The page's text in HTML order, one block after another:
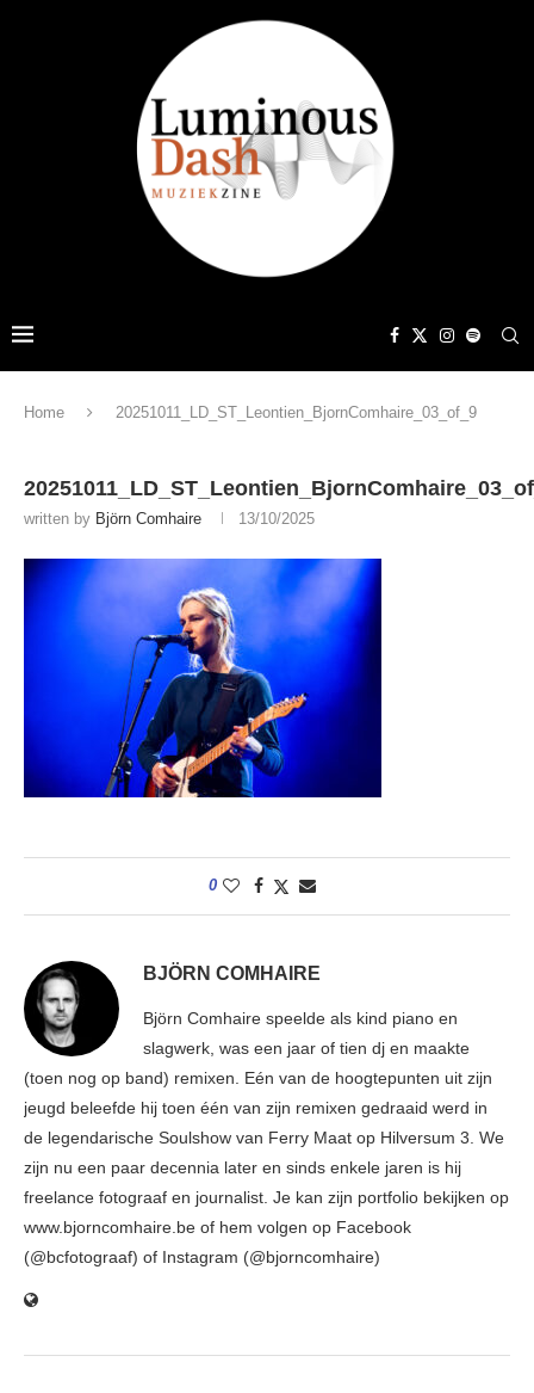
Home 20251011_LD_ST_Leontien_BjornComhaire_03_of_9
written by Björn Comhaire 13/10/2025
0
BJÖRN COMHAIRE
Björn Comhaire speelde als kind piano en
slagwerk, was een jaar of tien dj en maakte
(toen nog op band) remixen. Eén van de hoogtepunten uit zijn
jeugd beleefde hij toen één van zijn remixen gedraaid werd in
de legendarische Soulshow van Ferry Maat op Hilversum 3. We
zijn nu een paar decennia later en sinds enkele jaren is hij
freelance fotograaf en journalist. Je kan zijn portfolio bekijken op
www.bjorncomhaire.be of hem volgen op Facebook
(@bcfotograaf) of Instagram (@bjorncomhaire)